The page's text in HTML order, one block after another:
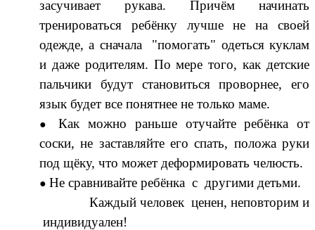
засучивает рукава. Причём начинать
тренироваться ребёнку лучше не на своей
одежде, а сначала "помогать" одеться куклам
и даже родителям. По мере того, как детские
пальчики будут становиться проворнее, его
язык будет все понятнее не только маме.
Как можно раньше отучайте ребёнка от
соски, не заставляйте его спать, положа руки
под щёку, что может деформировать челюсть.
Не сравнивайте ребёнка с другими детьми.
Каждый человек ценен, неповторим и
индивидуален!